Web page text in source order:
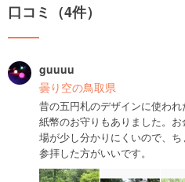
口コミ（4件）
guuuu
曇り空の鳥取県
昔の五円札のデザインに使わ
紙幣のお守りもありました。
場が少し分かりにくいので、
参拝した方がいいです。